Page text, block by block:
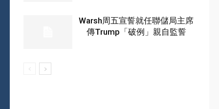
Warsh周五宣誓就任聯儲局主席
傳Trump「破例」親自監誓